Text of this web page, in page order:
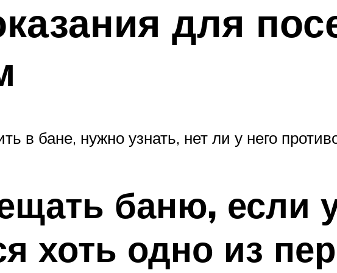
для
в бане, нужно узнать, нет ли у него
баню, если
хоть одно из